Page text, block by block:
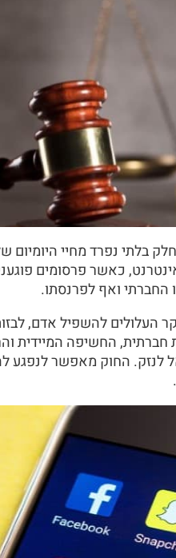
בלתי נפרד מחיי היומיום
כאשר פרסומים
החברתי ואף לפרנסתו.
להשפיל אדם,
החשיפה המיידית
לנזק. החוק מאפשר לנפגע